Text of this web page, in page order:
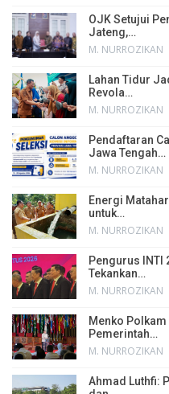
OJK Setujui
Jateng,…
M. NURROZIKAN
Lahan Tidur
Revola…
M. NURROZIKAN
Pendaftaran
Jawa Tengah…
M. NURROZIKAN
Energi
untuk…
M. NURROZIKAN
Pengurus INTI
Tekankan…
M. NURROZIKAN
Menko
Pemerintah…
M. NURROZIKAN
Ahmad Luthfi: